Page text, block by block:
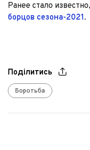
Ранее стало
борцов сезона-2021.
Поділитись
Боротьба